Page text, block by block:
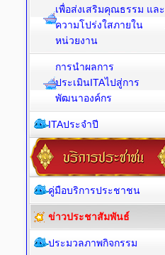
เพื่อส่งเสริมคุณธรรม และ
ความโปร่งใสภายใน
หน่วยงาน
การนำผลการ
ประเมินITAไปสู่การ
พัฒนาองค์กร
ITAประจำปี
คู่มือบริการประชาชน
ข่าวประชาสัมพันธ์
ประมวลภาพกิจกรรม